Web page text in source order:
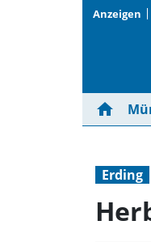
Anzeigen
home
Erding